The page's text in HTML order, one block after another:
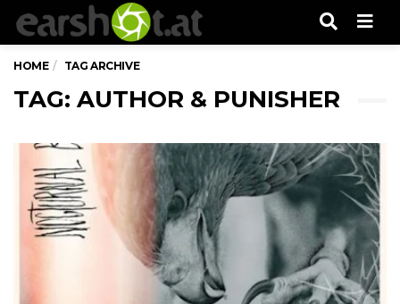
HOME TAG ARCHIVE
TAG: AUTHOR & PUNISHER